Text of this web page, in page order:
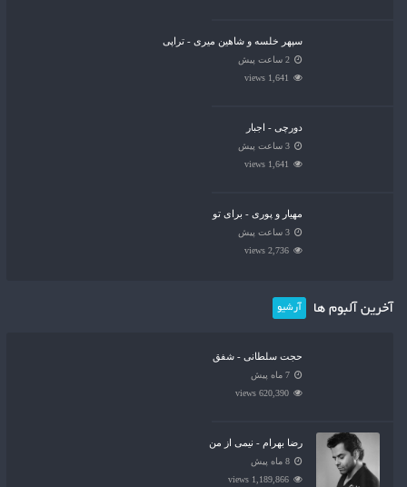
سپهر خلسه و شاهین میری - تراپی
2 ساعت پیش
1,641 views
دورچی - اجبار
3 ساعت پیش
1,641 views
مهیار و پوری - برای تو
3 ساعت پیش
2,736 views
آخرین آلبوم ها آرشیو
حجت سلطانی - شفق
7 ماه پیش
620,390 views
رضا بهرام - نیمی از من
8 ماه پیش
1,189,866 views